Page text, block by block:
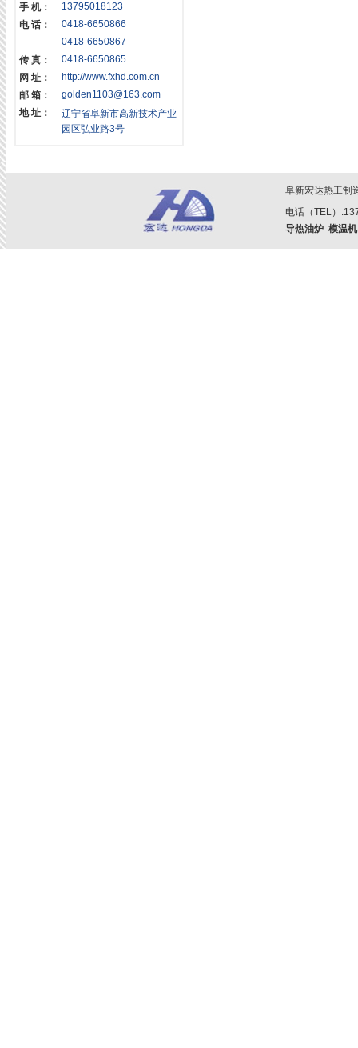
手 机：
13795018123
电 话：
0418-6650866
0418-6650867
传 真：
0418-6650865
网 址：
http://www.fxhd.com.cn
邮 箱：
golden1103@163.com
地 址：
辽宁省阜新市高新技术产业
园区弘业路3号
阜新宏达热工制
电话（TEL）
导热油炉 模温机